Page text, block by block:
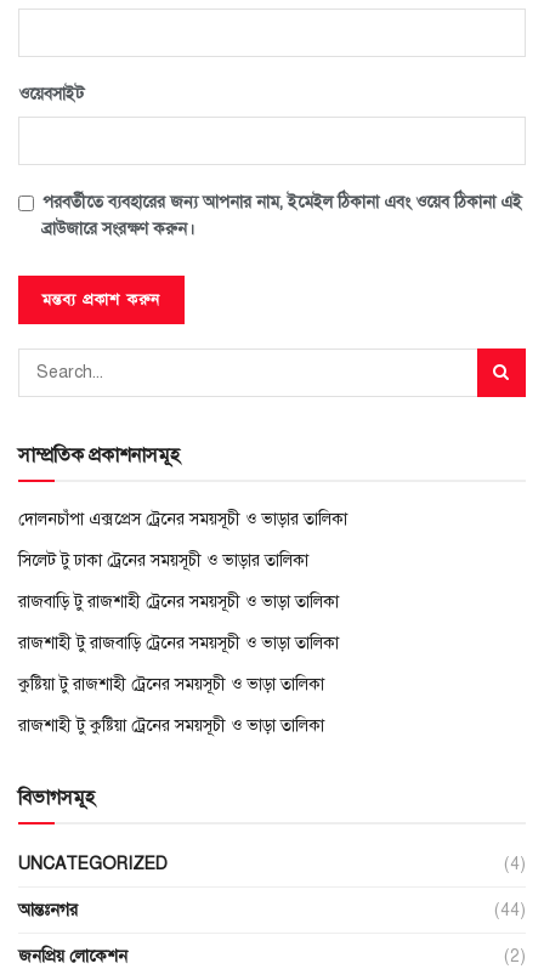
ওয়েবসাইট
পরবর্তীতে ব্যবহারের জন্য আপনার নাম, ইমেইল ঠিকানা এবং ওয়েব ঠিকানা এই
ব্রাউজারে সংরক্ষণ করুন।
সাম্প্রতিক প্রকাশনাসমূহ
দোলনচাঁপা এক্সপ্রেস ট্রেনের সময়সূচী ও ভাড়ার তালিকা
সিলেট টু ঢাকা ট্রেনের সময়সূচী ও ভাড়ার তালিকা
রাজবাড়ি টু রাজশাহী ট্রেনের সময়সূচী ও ভাড়া তালিকা
রাজশাহী টু রাজবাড়ি ট্রেনের সময়সূচী ও ভাড়া তালিকা
কুষ্টিয়া টু রাজশাহী ট্রেনের সময়সূচী ও ভাড়া তালিকা
রাজশাহী টু কুষ্টিয়া ট্রেনের সময়সূচী ও ভাড়া তালিকা
বিভাগসমূহ
UNCATEGORIZED (4)
আন্তঃনগর (44)
জনপ্রিয় লোকেশন (2)